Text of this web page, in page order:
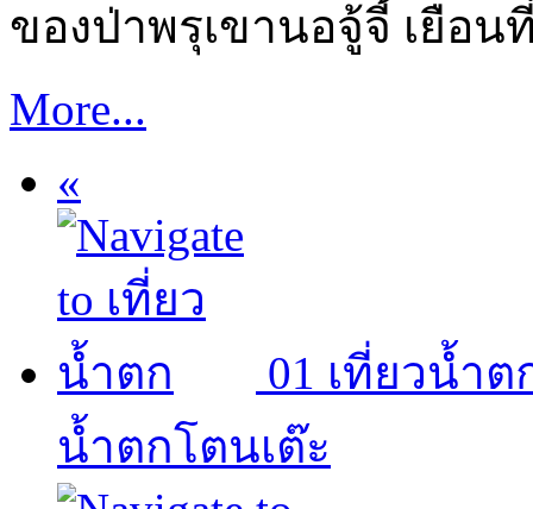
ของป่าพรุเขานอจู้จี้ เยือ
More...
«
01 เที่ยวน้ำต
น้ำตกโตนเต๊ะ